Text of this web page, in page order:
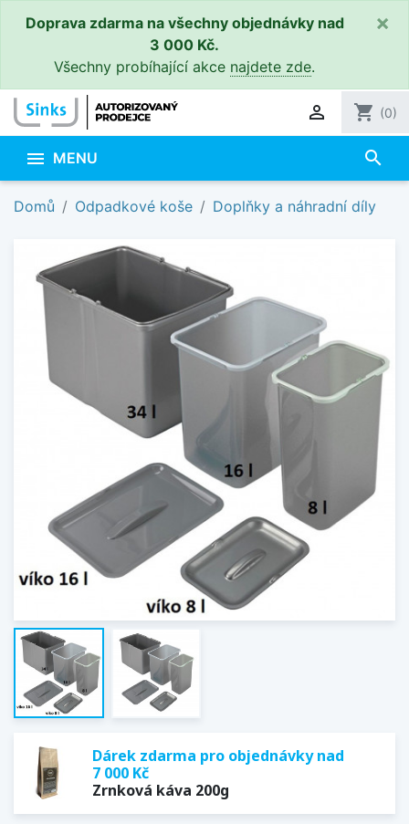
Doprava zdarma na všechny objednávky nad
3 000 Kč.
Všechny probíhající akce najdete zde.
×
 shopping_cart (0)
 MENU search
Domů Odpadkové koše Doplňky a náhradní díly
Dárek zdarma pro objednávky nad
7 000 Kč
Zrnková káva 200g